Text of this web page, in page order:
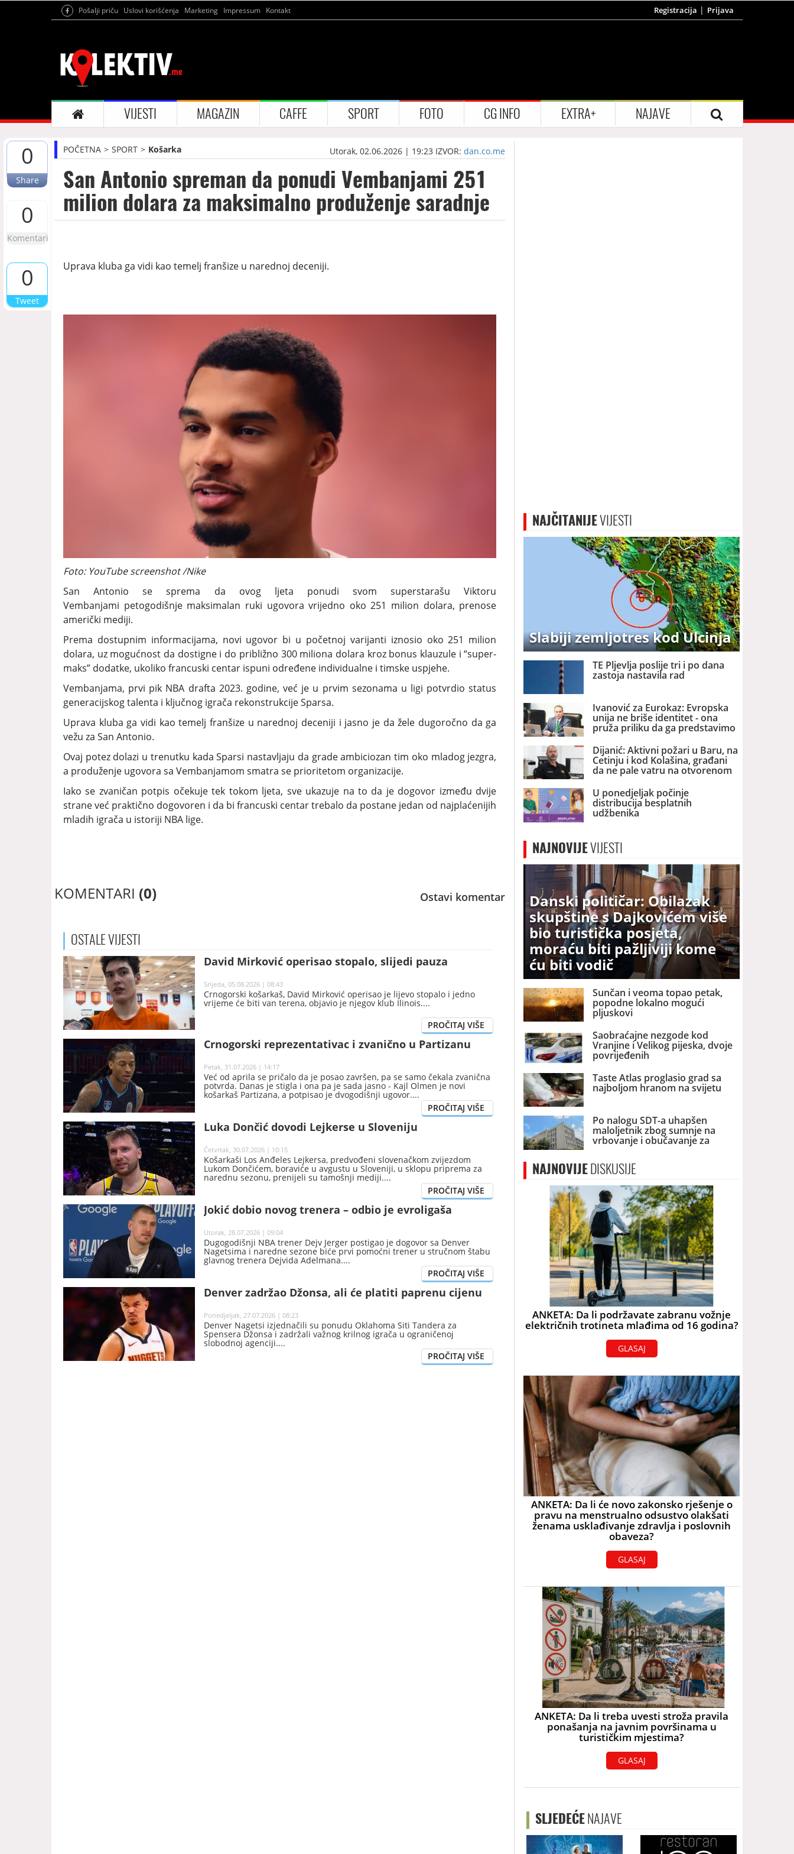
Pošalji priču Uslovi korišćenja Marketing Impressum Kontakt Registracija Prijava
VIJESTI MAGAZIN CAFFE SPORT FOTO CG INFO EXTRA+ NAJAVE
0
Share
0
Komentari
0
Tweet
POČETNA SPORT Košarka Utorak, 02.06.2026 | 19:23 IZVOR:dan.co.me
San Antonio spreman da ponudi Vembanjami 251
milion dolara za maksimalno produženje saradnje
Uprava kluba ga vidi kao temelj franšize u narednoj deceniji.
Foto: YouTube screenshot /Nike
San Antonio se sprema da ovog ljeta ponudi svom superstarašu Viktoru
Vembanjami petogodišnje maksimalan ruki ugovora vrijedno oko 251 milion dolara, prenose
američki mediji.
Prema dostupnim informacijama, novi ugovor bi u početnoj varijanti iznosio oko 251 milion
dolara, uz mogućnost da dostigne i do približno 300 miliona dolara kroz bonus klauzule i “super-
maks” dodatke, ukoliko francuski centar ispuni određene individualne i timske uspjehe.
Vembanjama, prvi pik NBA drafta 2023. godine, već je u prvim sezonama u ligi potvrdio status
generacijskog talenta i ključnog igrača rekonstrukcije Sparsa.
Uprava kluba ga vidi kao temelj franšize u narednoj deceniji i jasno je da žele dugoročno da ga
vežu za San Antonio.
Ovaj potez dolazi u trenutku kada Sparsi nastavljaju da grade ambiciozan tim oko mladog jezgra,
a produženje ugovora sa Vembanjamom smatra se prioritetom organizacije.
Iako se zvaničan potpis očekuje tek tokom ljeta, sve ukazuje na to da je dogovor između dvije
strane već praktično dogovoren i da bi francuski centar trebalo da postane jedan od najplaćenijih
mladih igrača u istoriji NBA lige.
KOMENTARI (0) Ostavi komentar
OSTALEVIJESTI
David Mirković operisao stopalo, slijedi pauza
Srijeda, 05.08.2026 | 08:43
Crnogorski košarkaš, David Mirković operisao je lijevo stopalo i jedno
vrijeme će biti van terena, objavio je njegov klub Ilinois.
Crnogorski reprezentativac i zvanično u Partizanu
Petak, 31.07.2026 | 14:17
Već od aprila se pričalo da je posao završen, pa se samo čekala zvanična
potvrda. Danas je stigla i ona pa je sada jasno - Kajl Olmen je novi
košarkaš Partizana, a potpisao je dvogodišnji ugovor.
Luka Dončić dovodi Lejkerse u Sloveniju
Četvrtak, 30.07.2026 | 10:15
Košarkaši Los Anđeles Lejkersa, predvođeni slovenačkom zvijezdom
Lukom Dončićem, boraviće u avgustu u Sloveniji, u sklopu priprema za
narednu sezonu, prenijeli su tamošnji mediji.
Jokić dobio novog trenera – odbio je evroligaša
Utorak, 28.07.2026 | 09:04
Dugogodišnji NBA trener Dejv Jerger postigao je dogovor sa Denver
Nagetsima i naredne sezone biće prvi pomoćni trener u stručnom štabu
glavnog trenera Dejvida Adelmana.
Denver zadržao Džonsa, ali će platiti paprenu cijenu
Ponedjeljak, 27.07.2026 | 08:23
Denver Nagetsi izjednačili su ponudu Oklahoma Siti Tandera za
Spensera Džonsa i zadržali važnog krilnog igrača u ograničenoj
slobodnoj agenciji.
NAJČITANIJEVIJESTI
Slabiji zemljotres kod Ulcinja
TE Pljevlja poslije tri i po dana
zastoja nastavila rad
Ivanović za Eurokaz: Evropska
unija ne briše identitet - ona
pruža priliku da ga predstavimo
Evropi i svijetu
Dijanić: Aktivni požari u Baru, na
Cetinju i kod Kolašina, građani
da ne pale vatru na otvorenom
U ponedjeljak počinje
distribucija besplatnih
udžbenika
NAJNOVIJEVIJESTI
Danski političar: Obilazak
skupštine s Dajkovićem više
bio turistička posjeta,
moraću biti pažljiviji kome
ću biti vodič
Sunčan i veoma topao petak,
popodne lokalno mogući
pljuskovi
Saobraćajne nezgode kod
Vranjine i Velikog pijeska, dvoje
povrijeđenih
Taste Atlas proglasio grad sa
najboljom hranom na svijetu
Po nalogu SDT-a uhapšen
maloljetnik zbog sumnje na
vrbovanje i obučavanje za
terorizam
NAJNOVIJEDISKUSIJE
ANKETA: Da li podržavate zabranu vožnje
električnih trotineta mlađima od 16 godina?
GLASAJ
ANKETA: Da li će novo zakonsko rješenje o
pravu na menstrualno odsustvo olakšati
ženama usklađivanje zdravlja i poslovnih
obaveza?
GLASAJ
ANKETA: Da li treba uvesti stroža pravila
ponašanja na javnim površinama u
turističkim mjestima?
GLASAJ
SLJEDEĆENAJAVE